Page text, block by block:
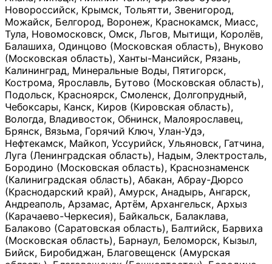
Новороссийск, Крымск, Тольятти, Звенигород,
Можайск, Белгород, Воронеж, Краснокамск, Миасс,
Тула, Новомосковск, Омск, Льгов, Мытищи, Королёв,
Балашиха, Одинцово (Московская область), Внуково
(Московская область), Ханты-Мансийск, Рязань,
Калининград, Минеральные Воды, Пятигорск,
Кострома, Ярославль, Бутово (Московская область),
Подольск, Красноярск, Смоленск, Долгопрудный,
Чебоксары, Канск, Киров (Кировская область),
Вологда, Владивосток, Обнинск, Малоярославец,
Брянск, Вязьма, Горячий Ключ, Улан-Удэ,
Нефтекамск, Майкоп, Уссурийск, Ульяновск, Гатчина,
Луга (Ленинградская область), Надым, Электросталь,
Бородино (Московская область), Краснознаменск
(Калиниградская область), Абакан, Абрау-Дюрсо
(Краснодарский край), Амурск, Анадырь, Ангарск,
Андреаполь, Арзамас, Артём, Архангельск, Архыз
(Карачаево-Черкесия), Байкальск, Балаклава,
Балаково (Саратовская область), Балтийск, Барвиха
(Московская область), Барнаул, Беломорск, Кызыл,
Бийск, Биробиджан, Благовещенск (Амурская